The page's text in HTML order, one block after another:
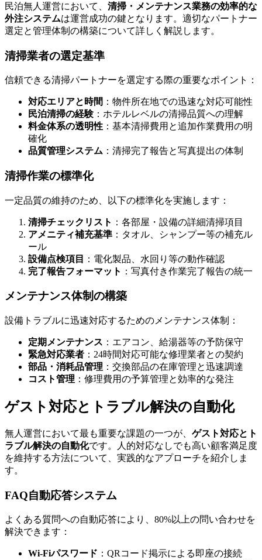
民泊無人運営において、 清掃・メンテナンス業務の効率的な
外注システムは運営成功の鍵となります。適切なパートナー
選定と管理体制の構築について詳しく解説します。
清掃業者の選定基準
信頼できる清掃パートナーを選定する際の重要なポイント：
対応エリアと時間 ：物件所在地での迅速な対応可能性
民泊清掃の経験：ホテルレベルの清掃品質への理解
料金体系の透明性 ：基本清掃費用と追加作業費用の明
確化
品質管理システム ：清掃完了報告と写真提出の体制
清掃作業の標準化
一定品質の維持のため、以下の標準化を実施します：
清掃チェックリスト ：各部屋・設備の詳細清掃項目
アメニティ補充基準 ：タオル、シャンプー等の補充ル
ール
設備点検項目
：電化製品、水回り等の動作確認
完了報告フォーマット ：写真付き作業完了報告の統一
メンテナンス体制の構築
設備トラブルに迅速対応するためのメンテナンス体制：
定期メンテナンス ：エアコン、給湯器等の予防保守
緊急対応業者 ：24時間対応可能な修理業者との契約
部品・消耗品管理 ：交換部品の在庫管理と迅速調達
コスト管理 ：修理費用の予算管理と効率的な発注
ゲスト対応とトラブル解決の自動化
無人運営において最も重要な課題の一つが、 ゲスト対応とト
ラブル解決の自動化です。人的対応なしでも高い顧客満足度
を維持する方法について、実践的なアプローチを紹介しま
す。
FAQ自動応答システム
よくある質問への自動応答により、80%以上の問い合わせを
解決できます：
Wi-Fiパスワード ：QRコード掲示による即座の接続